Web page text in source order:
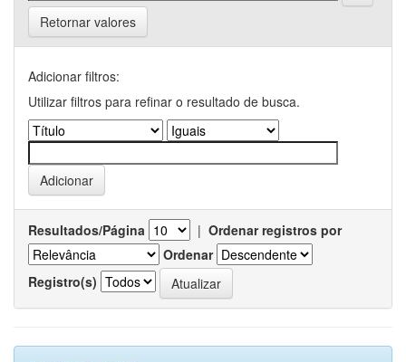
Retornar valores
Adicionar filtros:
Utilizar filtros para refinar o resultado de busca.
Resultados/Página | Ordenar registros por
Ordenar
Registro(s)